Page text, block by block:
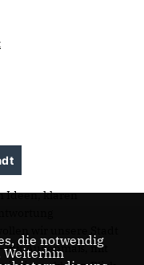
Ideen, klaren
Augenmaß, mit
die notwendig
Weiterhin